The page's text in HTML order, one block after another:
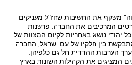
משקף את החשיבות שחז"ל מעניקים
המרכיבים את החברה. פרשנות
נושא באחריות לקיום המצוות של
בין חלקיו של עם ישראל, החברה
הערבות ההדדית חל גם כלפיהן.
המציגים את הקהילות השונות בארץ,